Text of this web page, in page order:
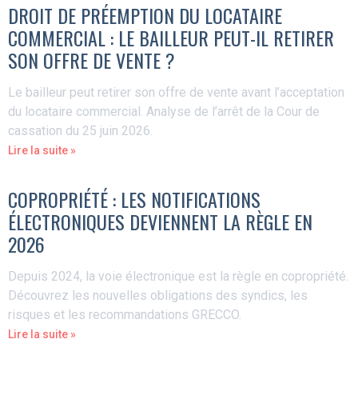
DROIT DE PRÉEMPTION DU LOCATAIRE
COMMERCIAL : LE BAILLEUR PEUT-IL RETIRER
SON OFFRE DE VENTE ?
Le bailleur peut retirer son offre de vente avant l’acceptation
du locataire commercial. Analyse de l’arrêt de la Cour de
cassation du 25 juin 2026.
Lire la suite »
COPROPRIÉTÉ : LES NOTIFICATIONS
ÉLECTRONIQUES DEVIENNENT LA RÈGLE EN
2026
Depuis 2024, la voie électronique est la règle en copropriété.
Découvrez les nouvelles obligations des syndics, les
risques et les recommandations GRECCO.
Lire la suite »